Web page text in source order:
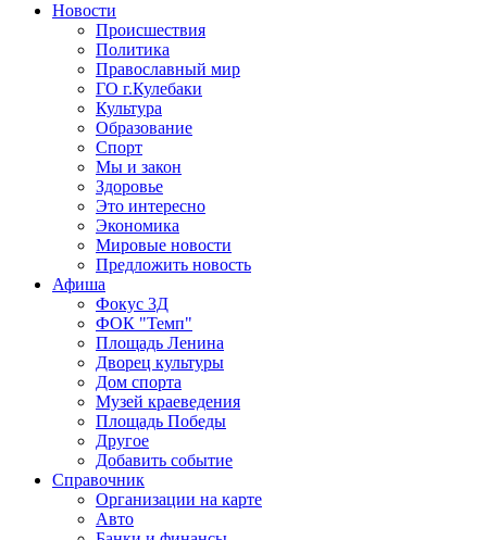
Новости
Происшествия
Политика
Православный мир
ГО г.Кулебаки
Культура
Образование
Спорт
Мы и закон
Здоровье
Это интересно
Экономика
Мировые новости
Предложить новость
Афиша
Фокус 3Д
ФОК "Темп"
Площадь Ленина
Дворец культуры
Дом спорта
Музей краеведения
Площадь Победы
Другое
Добавить событие
Справочник
Организации на карте
Авто